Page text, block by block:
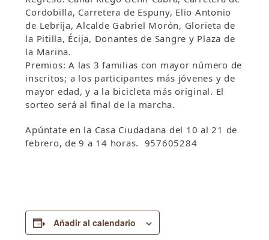
Cordobilla, Carretera de Espuny, Elio Antonio
de Lebrija, Alcalde Gabriel Morón, Glorieta de
la Pitilla, Écija, Donantes de Sangre y Plaza de
la Marina.
Premios: A las 3 familias con mayor número de
inscritos; a los participantes más jóvenes y de
mayor edad, y a la bicicleta más original. El
sorteo será al final de la marcha.
Apúntate en la Casa Ciudadana del 10 al 21 de
febrero, de 9 a 14 horas. 957605284
Añadir al calendario